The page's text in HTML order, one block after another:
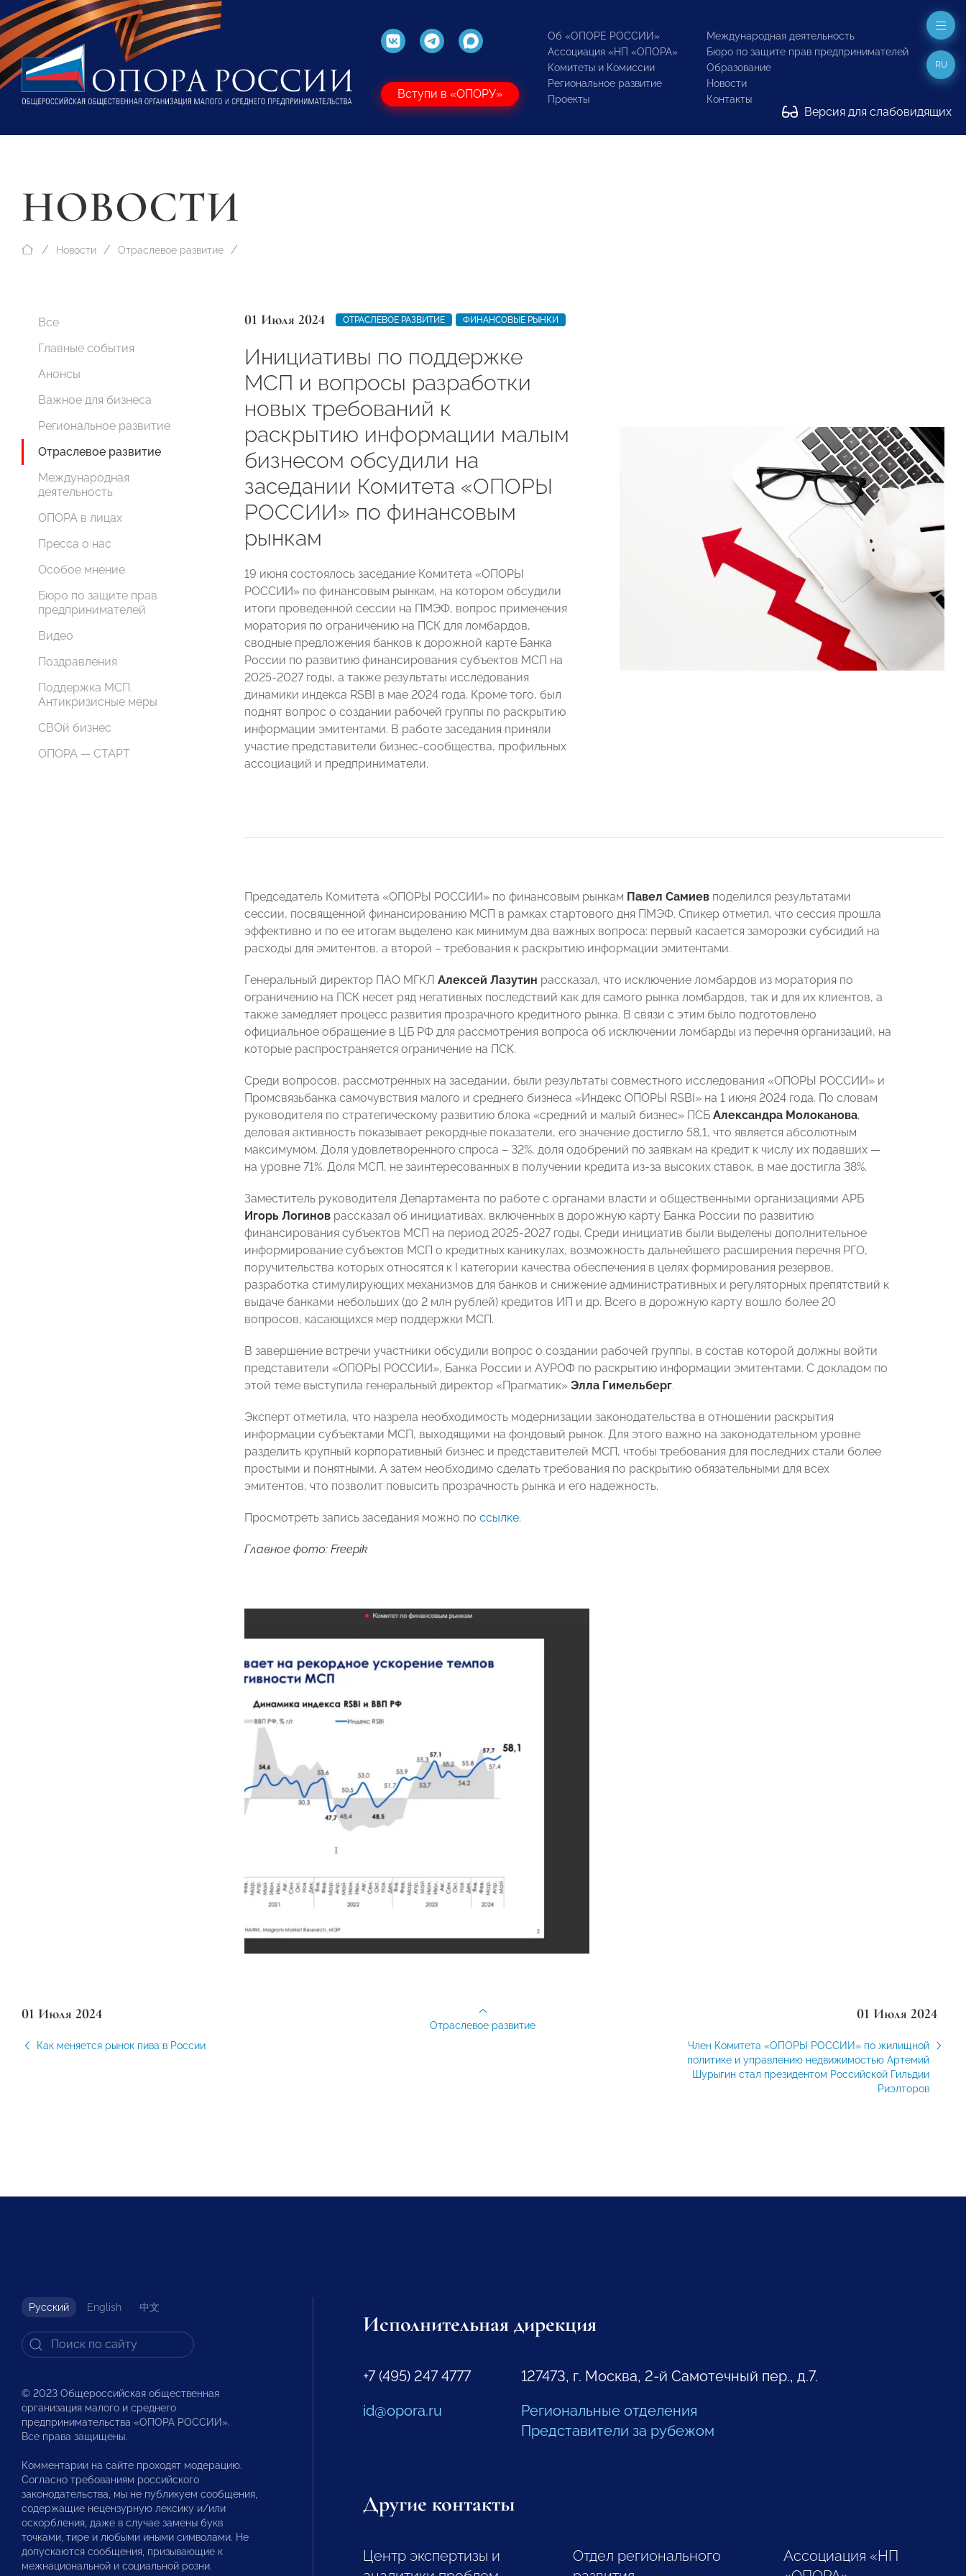
Вступи в «ОПОРУ»
Об «ОПОРЕ РОССИИ»
Ассоциация «НП «ОПОРА»
Комитеты и Комиссии
Региональное развитие
Проекты
Международная деятельность
Бюро по защите прав предпринимателей
Образование
Новости
Контакты
Версия для слабовидящих
RU
НОВОСТИ
Новости Отраслевое развитие
Все
Главные события
Анонсы
Важное для бизнеса
Региональное развитие
Отраслевое развитие
Международная
деятельность
ОПОРА в лицах
Пресса о нас
Особое мнение
Бюро по защите прав
предпринимателей
Видео
Поздравления
Поддержка МСП.
Антикризисные меры
СВОй бизнес
ОПОРА — СТАРТ
01 Июля 2024 ОТРАСЛЕВОЕ РАЗВИТИЕ ФИНАНСОВЫЕ РЫНКИ
Инициативы по поддержке
МСП и вопросы разработки
новых требований к
раскрытию информации малым
бизнесом обсудили на
заседании Комитета «ОПОРЫ
РОССИИ» по финансовым
рынкам
19 июня состоялось заседание Комитета «ОПОРЫ
РОССИИ» по финансовым рынкам, на котором обсудили
итоги проведенной сессии на ПМЭФ, вопрос применения
моратория по ограничению на ПСК для ломбардов,
сводные предложения банков к дорожной карте Банка
России по развитию финансирования субъектов МСП на
2025-2027 годы, а также результаты исследования
динамики индекса RSBI в мае 2024 года. Кроме того, был
поднят вопрос о создании рабочей группы по раскрытию
информации эмитентами. В работе заседания приняли
участие представители бизнес-сообщества, профильных
ассоциаций и предприниматели.
Председатель Комитета «ОПОРЫ РОССИИ» по финансовым рынкам Павел Самиев поделился результатами
сессии, посвященной финансированию МСП в рамках стартового дня ПМЭФ. Спикер отметил, что сессия прошла
эффективно и по ее итогам выделено как минимум два важных вопроса: первый касается заморозки субсидий на
расходы для эмитентов, а второй – требования к раскрытию информации эмитентами.
Генеральный директор ПАО МГКЛ Алексей Лазутин рассказал, что исключение ломбардов из моратория по
ограничению на ПСК несет ряд негативных последствий как для самого рынка ломбардов, так и для их клиентов, а
также замедляет процесс развития прозрачного кредитного рынка. В связи с этим было подготовлено
официальное обращение в ЦБ РФ для рассмотрения вопроса об исключении ломбарды из перечня организаций, на
которые распространяется ограничение на ПСК.
Среди вопросов, рассмотренных на заседании, были результаты совместного исследования «ОПОРЫ РОССИИ» и
Промсвязьбанка самочувствия малого и среднего бизнеса «Индекс ОПОРЫ RSBI» на 1 июня 2024 года. По словам
руководителя по стратегическому развитию блока «средний и малый бизнес» ПСБ Александра Молоканова,
деловая активность показывает рекордные показатели, его значение достигло 58,1, что является абсолютным
максимумом. Доля удовлетворенного спроса – 32%, доля одобрений по заявкам на кредит к числу их подавших —
на уровне 71%. Доля МСП, не заинтересованных в получении кредита из-за высоких ставок, в мае достигла 38%.
Заместитель руководителя Департамента по работе с органами власти и общественными организациями АРБ
Игорь Логинов рассказал об инициативах, включенных в дорожную карту Банка России по развитию
финансирования субъектов МСП на период 2025-2027 годы. Среди инициатив были выделены дополнительное
информирование субъектов МСП о кредитных каникулах, возможность дальнейшего расширения перечня РГО,
поручительства которых относятся к I категории качества обеспечения в целях формирования резервов,
разработка стимулирующих механизмов для банков и снижение административных и регуляторных препятствий к
выдаче банками небольших (до 2 млн рублей) кредитов ИП и др. Всего в дорожную карту вошло более 20
вопросов, касающихся мер поддержки МСП.
В завершение встречи участники обсудили вопрос о создании рабочей группы, в состав которой должны войти
представители «ОПОРЫ РОССИИ», Банка России и АУРОФ по раскрытию информации эмитентами. С докладом по
этой теме выступила генеральный директор «Прагматик» Элла Гимельберг.
Эксперт отметила, что назрела необходимость модернизации законодательства в отношении раскрытия
информации субъектами МСП, выходящими на фондовый рынок. Для этого важно на законодательном уровне
разделить крупный корпоративный бизнес и представителей МСП, чтобы требования для последних стали более
простыми и понятными. А затем необходимо сделать требования по раскрытию обязательными для всех
эмитентов, что позволит повысить прозрачность рынка и его надежность.
Просмотреть запись заседания можно по ссылке.
Главное фото: Freepik
01 Июля 2024
Как меняется рынок пива в России
01 Июля 2024
Член Комитета «ОПОРЫ РОССИИ» по жилищной
политике и управлению недвижимостью Артемий
Шурыгин стал президентом Российской Гильдии
Риэлторов
Отраслевое развитие
Русский English 中文
© 2023 Общероссийская общественная
организация малого и среднего
предпринимательства «ОПОРА РОССИИ».
Все права защищены.
Комментарии на сайте проходят модерацию.
Согласно требованиям российского
законодательства, мы не публикуем сообщения,
содержащие нецензурную лексику и/или
оскорбления, даже в случае замены букв
точками, тире и любыми иными символами. Не
допускаются сообщения, призывающие к
межнациональной и социальной розни.
Исполнительная дирекция
+7 (495) 247 4777
id@opora.ru
127473, г. Москва, 2-й Самотечный пер., д.7.
Региональные отделения
Представители за рубежом
Другие контакты
Центр экспертизы и
Отдел регионального
Ассоциация «НП